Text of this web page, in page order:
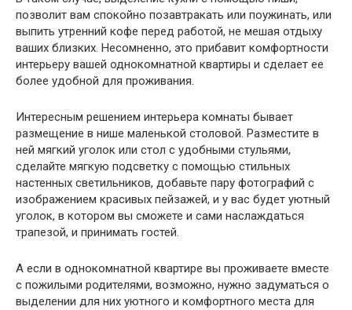
позволит вам спокойно позавтракать или поужинать, или
выпить утренний кофе перед работой, не мешая отдыху
ваших близких. Несомненно, это прибавит комфортности
интерьеру вашей однокомнатной квартиры и сделает ее
более удобной для проживания.
Интересным решением интерьера комнаты бывает
размещение в нише маленькой столовой. Разместите в
ней мягкий уголок или стол с удобными стульями,
сделайте мягкую подсветку с помощью стильных
настенных светильников, добавьте пару фотографий с
изображением красивых пейзажей, и у вас будет уютный
уголок, в котором вы сможете и сами наслаждаться
трапезой, и принимать гостей.
А если в однокомнатной квартире вы проживаете вместе
с пожилыми родителями, возможно, нужно задуматься о
выделении для них уютного и комфортного места для